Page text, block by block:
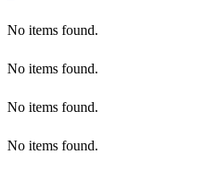
No items found.
No items found.
No items found.
No items found.